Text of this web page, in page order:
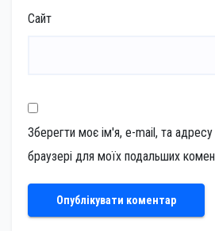
Сайт
Зберегти моє ім'я, e-mail, та
браузері для моїх подальших